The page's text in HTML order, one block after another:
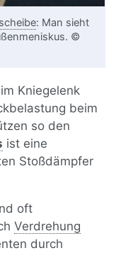
: Man sieht
©
im Kniegelenk
beim
so den
ist eine
Stoßdämpfer
oft
Verdrehung
durch